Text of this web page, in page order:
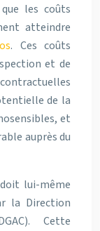
les coûts
atteindre
. Ces coûts
et de
de la
et
auprès du
lui-même
la Direction
Cette